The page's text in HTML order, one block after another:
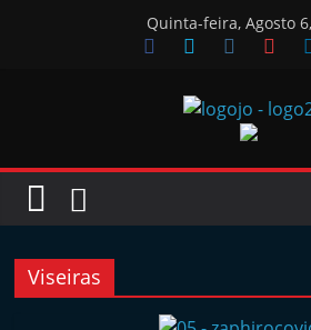
Quinta-feira, Agosto
Jornal
Viseiras